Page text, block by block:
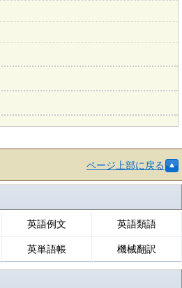
ページ上部に戻る
英語例文 英語類語
英単語帳 機械翻訳